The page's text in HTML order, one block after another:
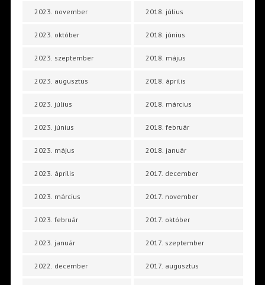
2023. november
2023. október
2023. szeptember
2023. augusztus
2023. július
2023. június
2023. május
2023. április
2023. március
2023. február
2023. január
2022. december
2018. július
2018. június
2018. május
2018. április
2018. március
2018. február
2018. január
2017. december
2017. november
2017. október
2017. szeptember
2017. augusztus